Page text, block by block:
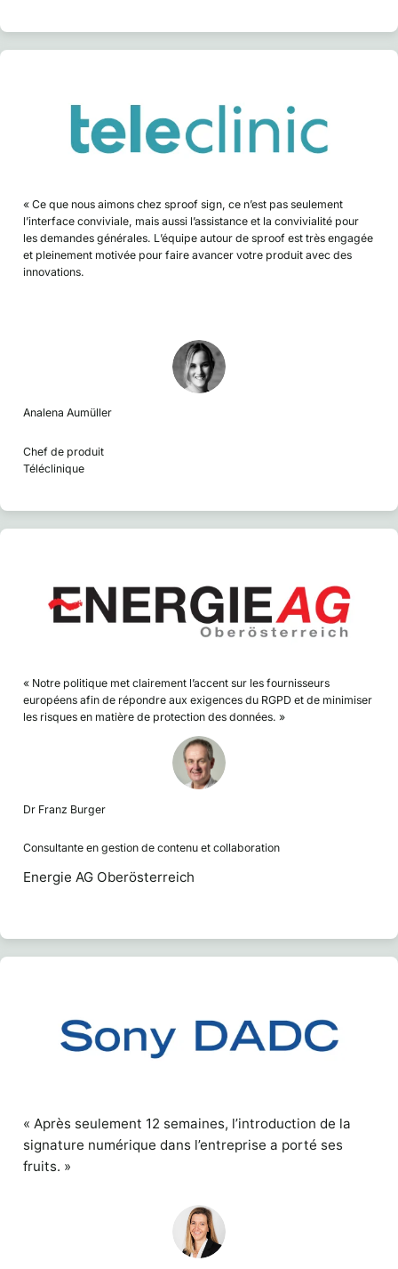
« Ce que nous aimons chez sproof sign, ce n’est pas seulement
l’interface conviviale, mais aussi l’assistance et la convivialité pour
les demandes générales. L’équipe autour de sproof est très engagée
et pleinement motivée pour faire avancer votre produit avec des
innovations.
Analena Aumüller
Chef de produit
Téléclinique
« Notre politique met clairement l’accent sur les fournisseurs
européens afin de répondre aux exigences du RGPD et de minimiser
les risques en matière de protection des données. »
Dr Franz Burger
Consultante en gestion de contenu et collaboration
Energie AG Oberösterreich
« Après seulement 12 semaines, l’introduction de la
signature numérique dans l’entreprise a porté ses
fruits. »